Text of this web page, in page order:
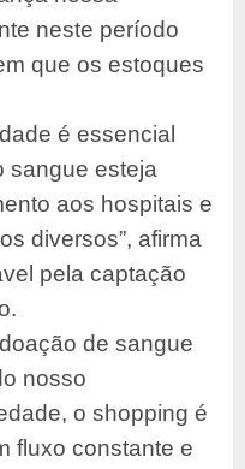
neste período
que os estoques
é essencial
sangue esteja
aos hospitais e
diversos”, afirma
pela captação
de sangue
nosso
o shopping é
fluxo constante e